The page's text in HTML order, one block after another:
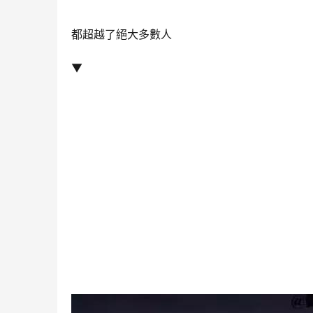
都超越了絕大多數人
▼